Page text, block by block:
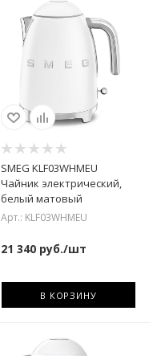
SMEG KLF03WHMEU
Чайник электрический,
белый матовый
Арт.: KLF03WHMEU
21 340руб./шт
В КОРЗИНУ